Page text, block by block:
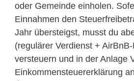
oder Gemeinde einholen.
Einnahmen den
Jahr übersteigst, musst du
(regulärer Verdienst +
versteuern und in der Anlage
Einkommensteuererklärung